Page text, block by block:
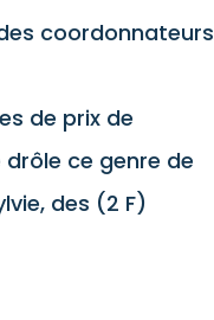
coordonnateurs
de prix de
ce genre de
des (2 F)